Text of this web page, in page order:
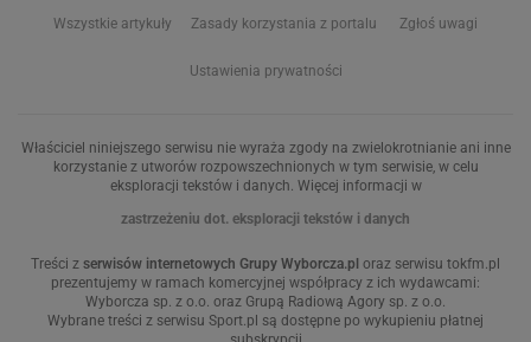
Wszystkie artykuły Zasady korzystania z portalu Zgłoś uwagi
Ustawienia prywatności
Właściciel niniejszego serwisu nie wyraża zgody na zwielokrotnianie ani inne
korzystanie z utworów rozpowszechnionych w tym serwisie, w celu
eksploracji tekstów i danych. Więcej informacji w
zastrzeżeniu dot. eksploracji tekstów i danych
Treści z serwisów internetowych Grupy Wyborcza.pl oraz serwisu tokfm.pl
prezentujemy w ramach komercyjnej współpracy z ich wydawcami:
Wyborcza sp. z o.o. oraz Grupą Radiową Agory sp. z o.o.
Wybrane treści z serwisu Sport.pl są dostępne po wykupieniu płatnej